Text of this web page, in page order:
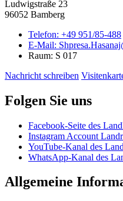
Ludwigstraße 23
96052 Bamberg
Telefon: +49 951/85-488
E-Mail:
Raum: S 017
Nachricht schreiben
Folgen Sie uns
Facebook-Seite des
Instagram Account
YouTube-Kanal des
WhatsApp-Kanal des
Allgemeine